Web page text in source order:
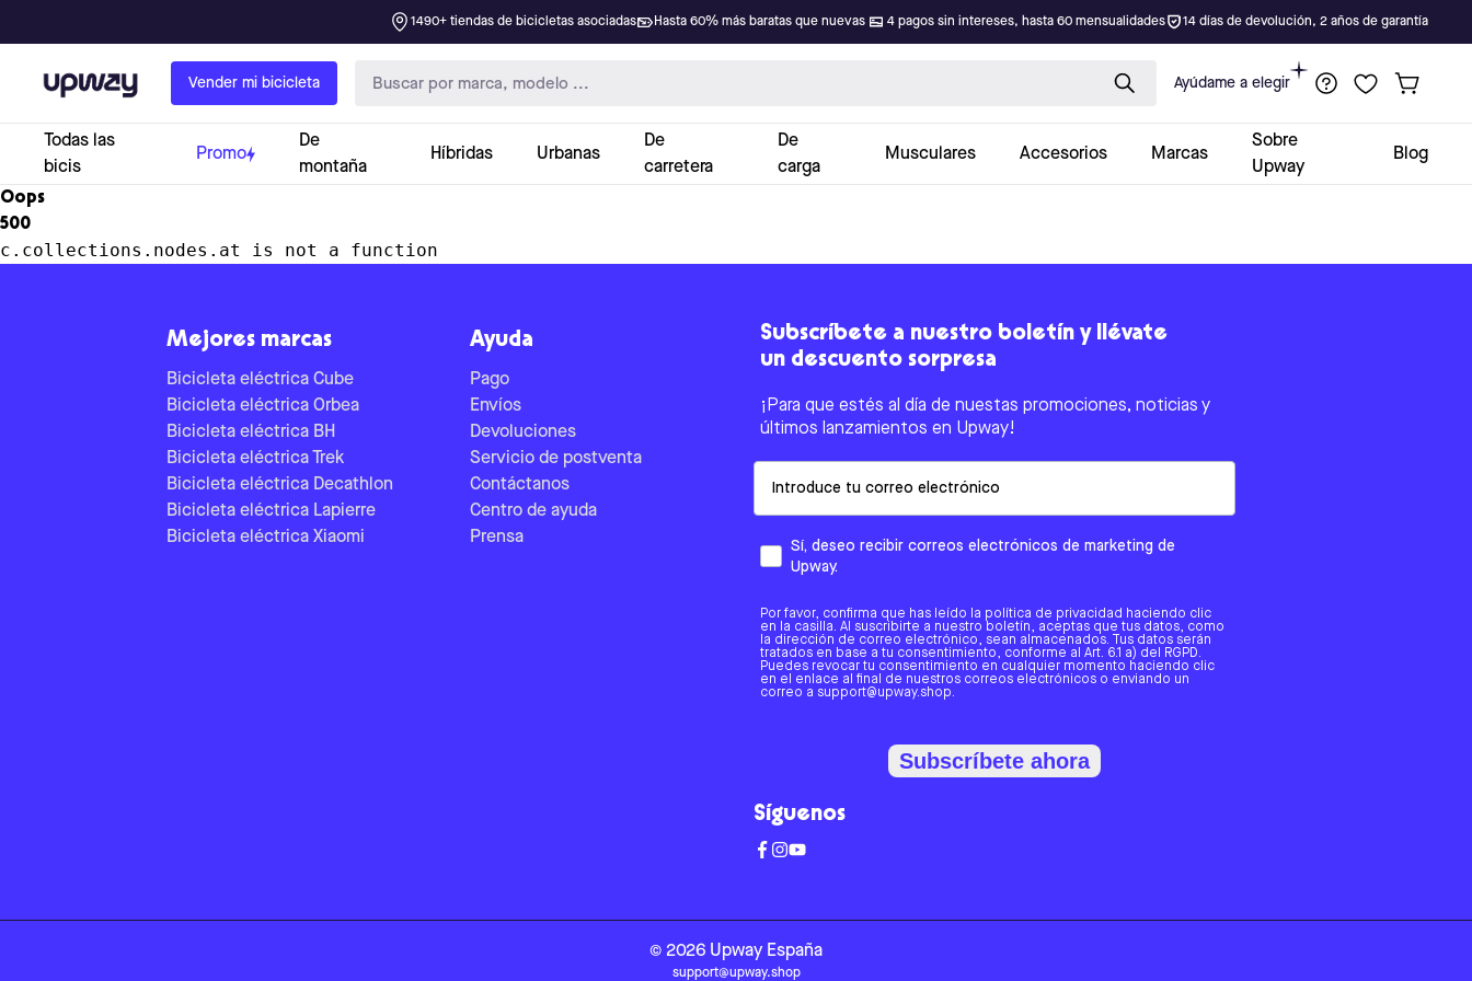
1490+ tiendas de bicicletas asociadas Hasta 60% más baratas que nuevas 4 pagos sin intereses, hasta 60 mensualidades 14 días de devolución, 2 años de garantía
Upway Vender mi bicicleta Ayúdame a elegir
Todas las
bicis
Promo
De
montaña
Híbridas Urbanas
De
carretera
De
carga
Musculares Accesorios Marcas
Sobre
Upway
Blog
Oops
500
c.collections.nodes.at is not a function
Mejores marcas
Bicicleta eléctrica Cube
Bicicleta eléctrica Orbea
Bicicleta eléctrica BH
Bicicleta eléctrica Trek
Bicicleta eléctrica Decathlon
Bicicleta eléctrica Lapierre
Bicicleta eléctrica Xiaomi
Ayuda
Pago
Envíos
Devoluciones
Servicio de postventa
Contáctanos
Centro de ayuda
Prensa
Subscríbete a nuestro boletín y llévate
un descuento sorpresa
¡Para que estés al día de nuestas promociones, noticias y
últimos lanzamientos en Upway!
Sí, deseo recibir correos electrónicos de marketing de
Upway.
Por favor, confirma que has leído la política de privacidad haciendo clic
en la casilla. Al suscribirte a nuestro boletín, aceptas que tus datos, como
la dirección de correo electrónico, sean almacenados. Tus datos serán
tratados en base a tu consentimiento, conforme al Art. 6.1 a) del RGPD.
Puedes revocar tu consentimiento en cualquier momento haciendo clic
en el enlace al final de nuestros correos electrónicos o enviando un
correo a support@upway.shop.
Subscríbete ahora
Síguenos
© 2026 Upway España
support@upway.shop